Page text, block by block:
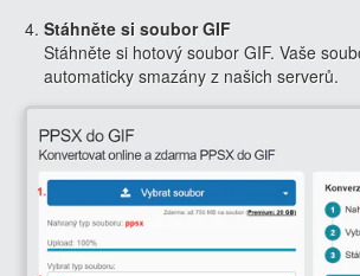
Stáhněte si soubor GIF
Stáhněte si hotový soubor GIF. Vaše
automaticky smazány z našich serverů.